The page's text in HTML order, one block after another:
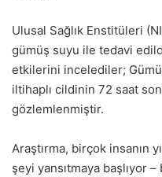
Ulusal Sağlık Enstitüleri
gümüş suyu ile tedavi
etkilerini incelediler;
iltihaplı cildinin 72 saat
gözlemlenmiştir.
Araştırma, birçok insanın
şeyi yansıtmaya başlıyor